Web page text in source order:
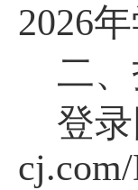
2026
二
登录